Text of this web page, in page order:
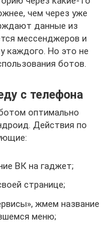
чем через уже
данные из
мессенджеров и
каждого. Но это не
ботов.
с телефона
оптимально
Действия по
ВК на гаджет;
странице;
жмем название
меню;